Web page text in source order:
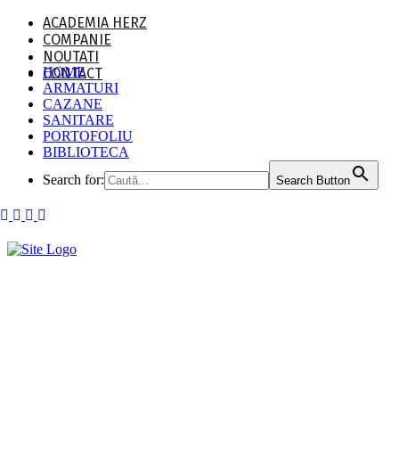
ACADEMIA HERZ
COMPANIE
NOUTATI
CONTACT
HOME
ARMATURI
CAZANE
SANITARE
PORTOFOLIU
BIBLIOTECA
Search for:
Search Button